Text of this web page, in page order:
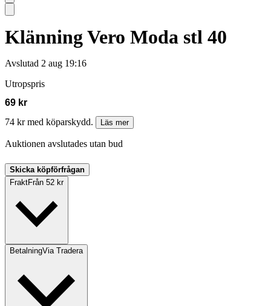
Klänning Vero Moda stl 40
Avslutad 2 aug 19:16
Utropspris
69 kr
74 kr med köparskydd.
Läs mer
Auktionen avslutades utan bud
Skicka köpförfrågan
FraktFrån 52 kr
BetalningVia Tradera